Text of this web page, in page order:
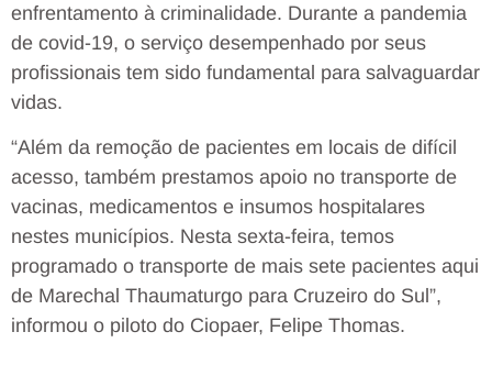
enfrentamento à criminalidade. Durante a pandemia
de covid-19, o serviço desempenhado por seus
profissionais tem sido fundamental para salvaguardar
vidas.
“Além da remoção de pacientes em locais de difícil
acesso, também prestamos apoio no transporte de
vacinas, medicamentos e insumos hospitalares
nestes municípios. Nesta sexta-feira, temos
programado o transporte de mais sete pacientes aqui
de Marechal Thaumaturgo para Cruzeiro do Sul”,
informou o piloto do Ciopaer, Felipe Thomas.